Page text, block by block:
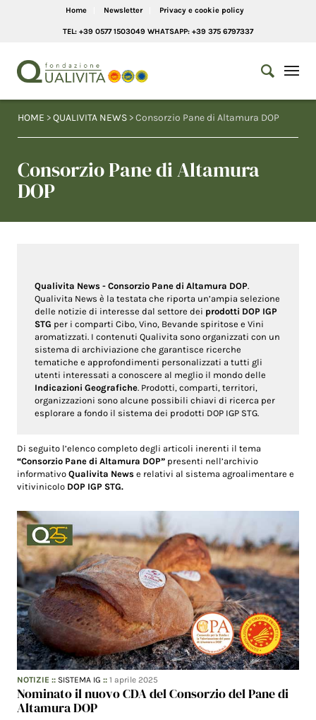
Home Newsletter Privacy e cookie policy
TEL: +39 0577 1503049 WHATSAPP: +39 375 6797337
HOME >QUALIVITA NEWS > Consorzio Pane di Altamura DOP
Consorzio Pane di Altamura
DOP
Qualivita News - Consorzio Pane di Altamura DOP.
Qualivita News è la testata che riporta un’ampia selezione
delle notizie di interesse dal settore dei prodotti DOP IGP
STG per i comparti Cibo, Vino, Bevande spiritose e Vini
aromatizzati. I contenuti Qualivita sono organizzati con un
sistema di archiviazione che garantisce ricerche
tematiche e approfondimenti personalizzati a tutti gli
utenti interessati a conoscere al meglio il mondo delle
Indicazioni Geografiche. Prodotti, comparti, territori,
organizzazioni sono alcune possibili chiavi di ricerca per
esplorare a fondo il sistema dei prodotti DOP IGP STG.
Di seguito l’elenco completo degli articoli inerenti il tema
“Consorzio Pane di Altamura DOP” presenti nell’archivio
informativoQualivita News e relativi al sistema agroalimentare e
vitivinicolo DOP IGP STG.
NOTIZIE :: SISTEMA IG ::1 aprile 2025
Nominato il nuovo CDA del Consorzio del Pane di
Altamura DOP